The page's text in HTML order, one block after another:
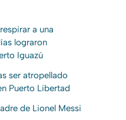
a una
lograron
Iguazú
ser atropellado
Puerto Libertad
de Lionel Messi